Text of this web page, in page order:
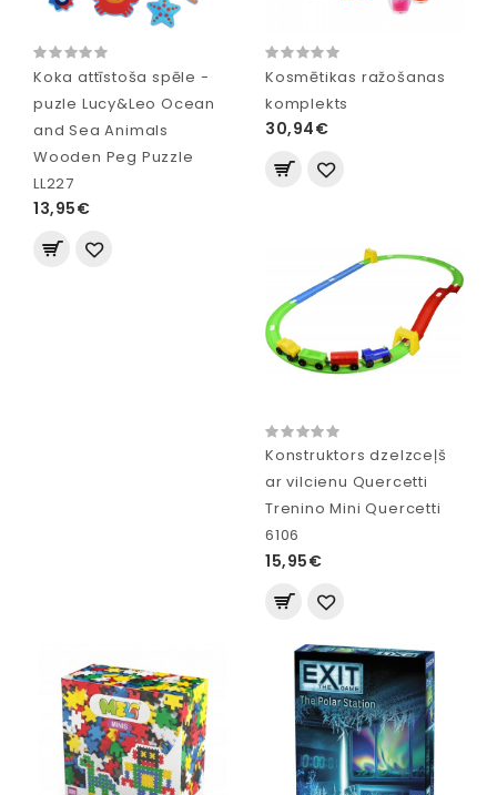
Koka attīstoša spēle -
puzle Lucy&Leo Ocean
and Sea Animals
Wooden Peg Puzzle
LL227
13,95€
Kosmētikas ražošanas
komplekts
30,94€
Konstruktors dzelzceļš
ar vilcienu Quercetti
Trenino Mini Quercetti
6106
15,95€